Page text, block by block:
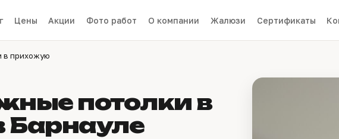
Цены Акции Фото работ О компании Жалюзи Сертификаты
в прихожую
потолки в
Барнауле